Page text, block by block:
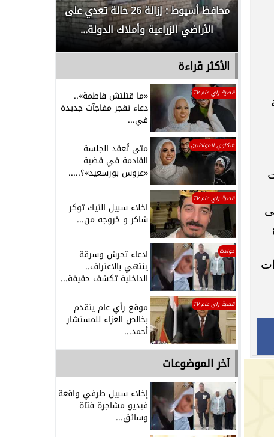
محافظ أسيوط : إزالة 26 حالة تعدي على
الأراضي الزراعية وأملاك الدولة...
الأكثر قراءة
قضية راي عام TV «ما قتلتش فاطمة»..
دعاء تفجر مفاجآت جديدة
في...
شكاوي المواطنين متى تُعقد الجلسة
القادمة في قضية
«عروس بورسعيد»؟.....
قضية راي عام TV
اخلاء سبيل التيك توكر
شاكر و خروجه من...
حوادث ادعاء تحرش وسرقة
ينتهي بالاعتراف..
الداخلية تكشف حقيقة...
قضية راي عام TV موقع رأي عام يتقدم
بخالص العزاء للمستشار
أحمد...
آخر الموضوعات
إخلاء سبيل طرفي واقعة
فيديو مشاجرة فتاة
وسائق...